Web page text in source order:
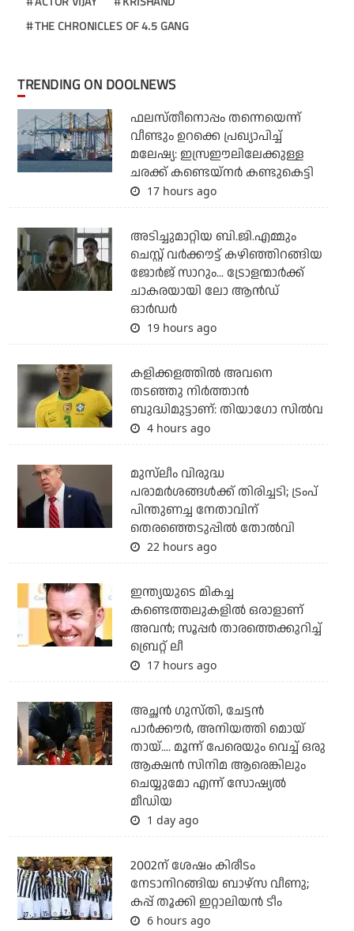
THE CHRONICLES OF 4.5 GANG
TRENDING ON DOOLNEWS
ഫലസ്തീനൊപ്പം തന്നെയെന്ന്
വീണ്ടും ഉറക്കെ പ്രഖ്യാപിച്ച്
മലേഷ്യ: ഇസ്രഈലിലേക്കുള്ള
ചരക്ക് കണ്ടെയ്‌നര്‍ കണ്ടുകെട്ടി
17 hours ago
അടിച്ചുമാറ്റിയ ബി.ജി.എമ്മും
ചെസ്റ്റ് വര്‍ക്കൗട്ട് കഴിഞ്ഞിറങ്ങിയ
ജോര്‍ജ് സാറും... ട്രോളന്മാര്‍ക്ക്
ചാകരയായി ലോ ആന്‍ഡ്
ഓര്‍ഡര്‍
19 hours ago
കളിക്കളത്തില്‍ അവനെ
തടഞ്ഞു നിര്‍ത്താന്‍
ബുദ്ധിമുട്ടാണ്: തിയാഗോ സില്‍വ
4 hours ago
മുസ്‌ലീം വിരുദ്ധ
പരാമര്‍ശങ്ങള്‍ക്ക് തിരിച്ചടി; ട്രംപ്
പിന്തുണച്ച നേതാവിന്
തെരഞ്ഞെടുപ്പില്‍ തോല്‍വി
22 hours ago
ഇന്ത്യയുടെ മികച്ച
കണ്ടെത്തലുകളില്‍ ഒരാളാണ്
അവന്‍; സൂപ്പര്‍ താരത്തെക്കുറിച്ച്
ബ്രെറ്റ് ലീ
17 hours ago
അച്ഛന്‍ ഗുസ്തി, ചേട്ടന്‍
പാര്‍ക്കൗര്‍, അനിയത്തി മൊയ്
തായ്.... മൂന്ന് പേരെയും വെച്ച് ഒരു
ആക്ഷന്‍ സിനിമ ആരെങ്കിലും
ചെയ്യുമോ എന്ന് സോഷ്യല്‍
മീഡിയ
1 day ago
2002ന് ശേഷം കിരീടം
നേടാനിറങ്ങിയ ബാഴ്സ വീണു;
കപ്പ് തൂക്കി ഇറ്റാലിയൻ ടീം
6 hours ago